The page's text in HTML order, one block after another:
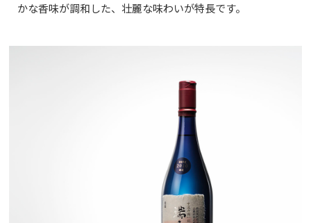
かな香味が調和した、壮麗な味わいが特長です。